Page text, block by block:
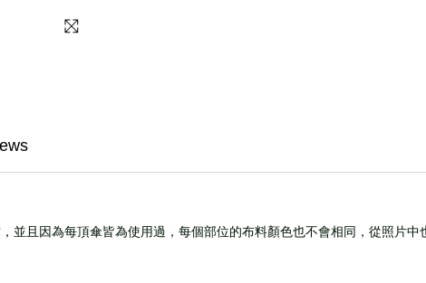
且因為每頂傘皆為使用過，每個部位的布料顏色也不會相同，從照片中